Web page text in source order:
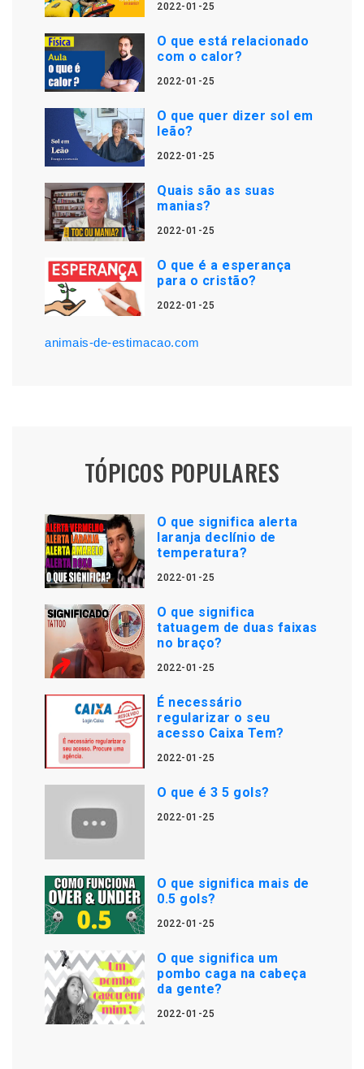
2022-01-25
O que está relacionado
com o calor?
2022-01-25
O que quer dizer sol em
leão?
2022-01-25
Quais são as suas
manias?
2022-01-25
O que é a esperança
para o cristão?
2022-01-25
animais-de-estimacao.com
TÓPICOS POPULARES
O que significa alerta
laranja declínio de
temperatura?
2022-01-25
O que significa
tatuagem de duas faixas
no braço?
2022-01-25
É necessário
regularizar o seu
acesso Caixa Tem?
2022-01-25
O que é 3 5 gols?
2022-01-25
O que significa mais de
0.5 gols?
2022-01-25
O que significa um
pombo caga na cabeça
da gente?
2022-01-25